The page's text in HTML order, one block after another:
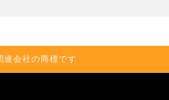
会社の商標です